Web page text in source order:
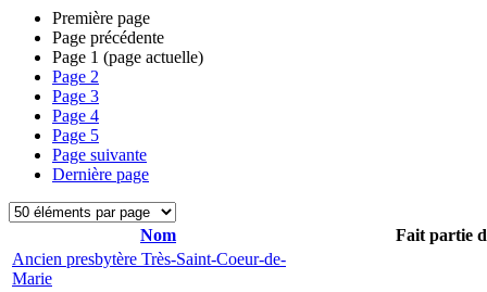
Première page
Page précédente
Page 1 (page actuelle)
Page 2
Page 3
Page 4
Page 5
Page suivante
Dernière page
Nom
Fait partie
Ancien presbytère Très-Saint-Coeur-de-
Marie